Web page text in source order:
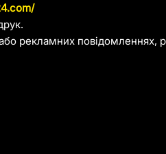
рекламних повідомленнях,